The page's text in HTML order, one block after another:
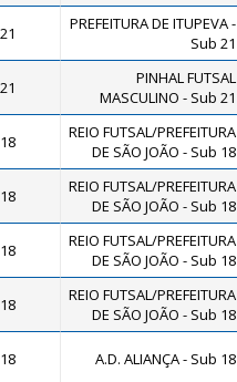
PREFEITURA DE ITUPEVA -
Sub 21
PINHAL FUTSAL
MASCULINO - Sub 21
REIO FUTSAL/PREFEITURA
DE SÃO JOÃO - Sub 18
REIO FUTSAL/PREFEITURA
DE SÃO JOÃO - Sub 18
REIO FUTSAL/PREFEITURA
DE SÃO JOÃO - Sub 18
REIO FUTSAL/PREFEITURA
DE SÃO JOÃO - Sub 18
A.D. ALIANÇA - Sub 18